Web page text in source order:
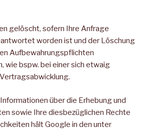
gelöscht, sofern Ihre Anfrage
worden ist und der Löschung
Aufbewahrungspflichten
wie bspw. bei einer sich etwaig
über die Erhebung und
sowie Ihre diesbezüglichen Rechte
hält Google in den unter